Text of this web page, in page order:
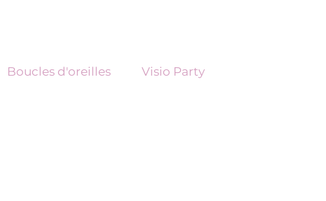
Boucles d'oreilles Visio Party